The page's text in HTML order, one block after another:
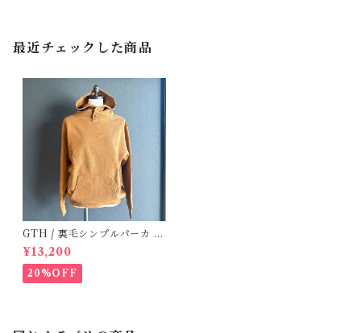
最近チェックした商品
GTH / 裏毛シンプルパーカ /
Brown ( 1 )
¥13,200
20%OFF